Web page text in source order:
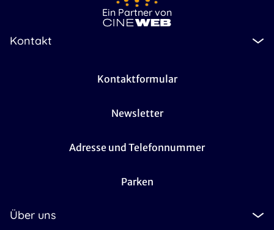
Ein Partner von
Kontakt
Kontaktformular
Newsletter
Adresse und Telefonnummer
Parken
Über uns